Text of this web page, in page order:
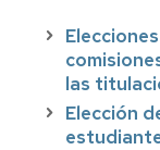
las
Elección